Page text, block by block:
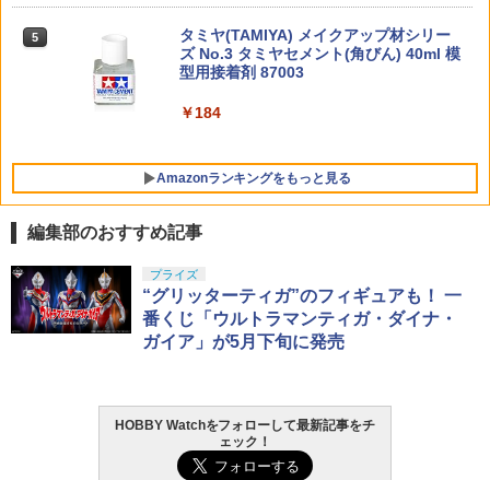
5
ディランザソル プラモデル バンダイ ス
ピリッツ BANDAI SPIRITS ガンプラ
5
G.E.M.シリーズ 『NARUTO-ナルトー 疾
風伝』 てのひらミナト (塗装済み完成品
フィギュア)
￥8,250
BBT ハンドストップ BCM KAGタイプ D
Eカラー M-LOKタイプ BBT-PART-003-
日 お祝い ギフト プレゼント
￥2,240
￥1,650
TAMASHII NATIONS オリジン・オブ・
ダイキャスト製 塗装済み可動フィギュア
￥21,950
BANDAI SPIRITS(バンダイスピリッツ)
分け済みプラモデル
上 電動ブローバック フルオート
￥3,815
5
タミヤ(TAMIYA) メイクアップ材シリー
ズ No.3 タミヤセメント(角びん) 40ml 模
型用接着剤 87003
￥184
Amazonランキングをもっと見る
編集部のおすすめ記事
プライズ
“グリッターティガ”のフィギュアも！ 一
番くじ「ウルトラマンティガ・ダイナ・
ガイア」が5月下旬に発売
HOBBY Watchをフォローして最新記事をチ
ェック！